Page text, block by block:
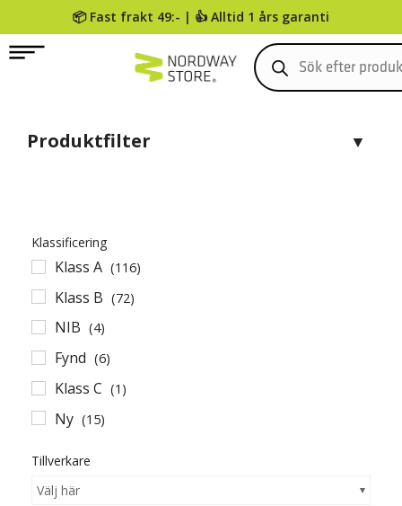
📦 Fast frakt 49:- | 👍 Alltid 1 års garanti
0
Produktfilter
Klassificering
Klass A (116)
Klass B (72)
NIB (4)
Fynd (6)
Klass C (1)
Ny (15)
Tillverkare
Välj här